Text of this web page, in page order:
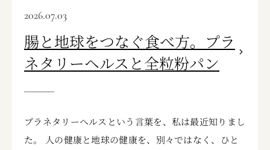
2026.07.03
腸と地球をつなぐ食べ方。プラ
ネタリーヘルスと全粒粉パン
プラネタリーヘルスという言葉を、私は最近知りまし
た。 人の健康と地球の健康を、別々ではなく、ひと